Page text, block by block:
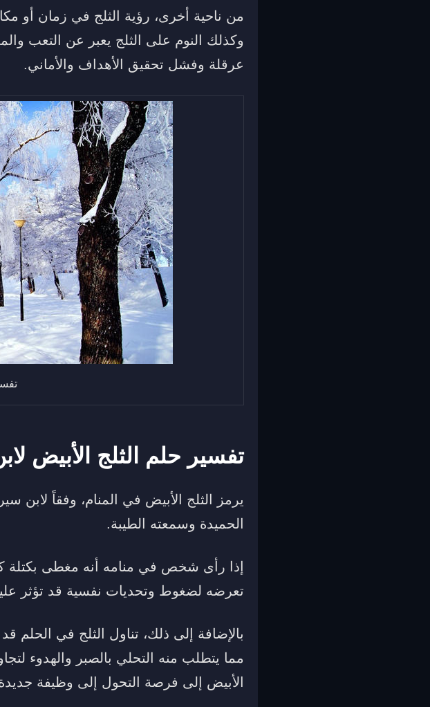
من ناحية أخرى، رؤية الثلج في زمان أو
وكذلك النوم على الثلج يعبر عن التعب
عرقلة وفشل تحقيق الأهداف والأماني.
تفسير حلم الثلج الأبيض
يرمز الثلج الأبيض في المنام، وفقاً لابن
الحميدة وسمعته الطيبة.
إذا رأى شخص في منامه أنه مغطى بكتلة
تعرضه لضغوط وتحديات نفسية قد تؤثر
بالإضافة إلى ذلك، تناول الثلج في الحلم
مما يتطلب منه التحلي بالصبر والهدوء
الأبيض إلى فرصة التحول إلى وظيفة